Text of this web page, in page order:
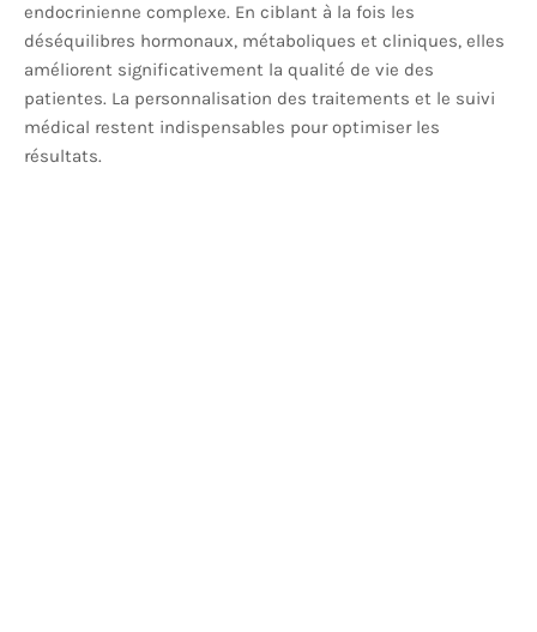
endocrinienne complexe. En ciblant à la fois les
déséquilibres hormonaux, métaboliques et cliniques, elles
améliorent significativement la qualité de vie des
patientes. La personnalisation des traitements et le suivi
médical restent indispensables pour optimiser les
résultats.